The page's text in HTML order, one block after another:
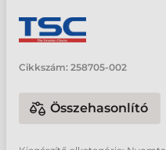
Cikkszám: 258705-002
Összehasonlító